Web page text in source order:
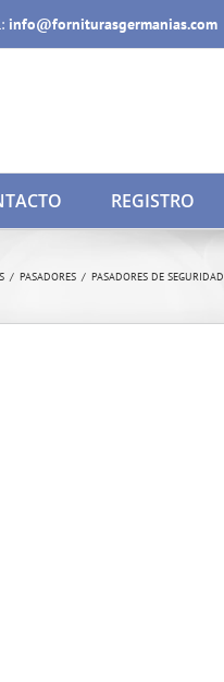
info@forniturasgermanias.com
REGISTRO
/ PASADORES / PASADORES DE SEGURIDAD